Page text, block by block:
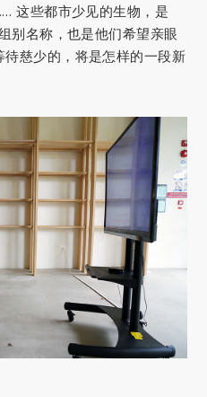
这些都市少见的生物，是
别名称，也是他们希望亲眼
慈少的，将是怎样的一段新